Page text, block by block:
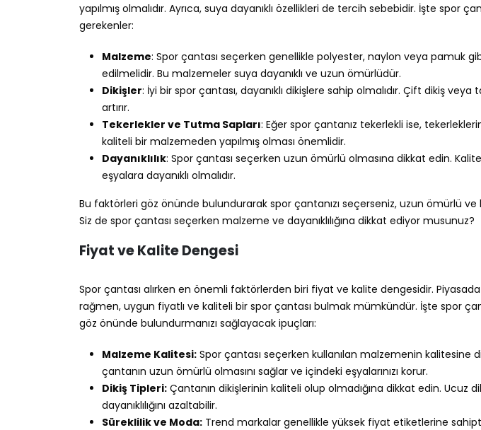
yapılmış olmalıdır. Ayrıca, suya dayanıklı özellikleri de tercih sebebidir. İşte spor
gerekenler:
Malzeme: Spor çantası seçerken genellikle polyester, naylon veya pamuk
edilmelidir. Bu malzemeler suya dayanıklı ve uzun ömürlüdür.
Dikişler: İyi bir spor çantası, dayanıklı dikişlere sahip olmalıdır. Çift dikiş veya
artırır.
Tekerlekler ve Tutma Sapları: Eğer spor çantanız tekerlekli ise,
kaliteli bir malzemeden yapılmış olması önemlidir.
Dayanıklılık: Spor çantası seçerken uzun ömürlü olmasına dikkat edin.
eşyalara dayanıklı olmalıdır.
Bu faktörleri göz önünde bulundurarak spor çantanızı seçerseniz, uzun ömürlü ve
Siz de spor çantası seçerken malzeme ve dayanıklılığına dikkat ediyor musunuz?
Fiyat ve Kalite Dengesi
Spor çantası alırken en önemli faktörlerden biri fiyat ve kalite dengesidir.
rağmen, uygun fiyatlı ve kaliteli bir spor çantası bulmak mümkündür. İşte spor
göz önünde bulundurmanızı sağlayacak ipuçları:
Malzeme Kalitesi: Spor çantası seçerken kullanılan malzemenin kalitesine
çantanın uzun ömürlü olmasını sağlar ve içindeki eşyalarınızı korur.
Dikiş Tipleri: Çantanın dikişlerinin kaliteli olup olmadığına dikkat edin. Ucuz
dayanıklılığını azaltabilir.
Süreklilik ve Moda: Trend markalar genellikle yüksek fiyat etiketlerine